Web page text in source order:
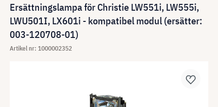
Ersättningslampa för Christie LW551i, LW555i,
LWU501I, LX601i - kompatibel modul (ersätter:
003-120708-01)
Artikel nr: 1000002352